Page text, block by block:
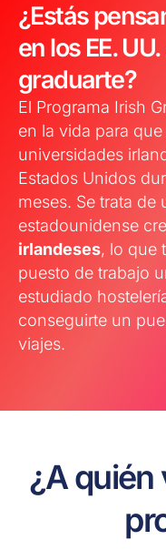
¿Estás
en los EE.
graduarte?
El Programa Irish
en la vida para
universidades
Estados Unidos
meses. Se trata
estadounidense
irlandeses, lo que
puesto de trabajo
estudiado
conseguirte un
viajes.
¿A quién